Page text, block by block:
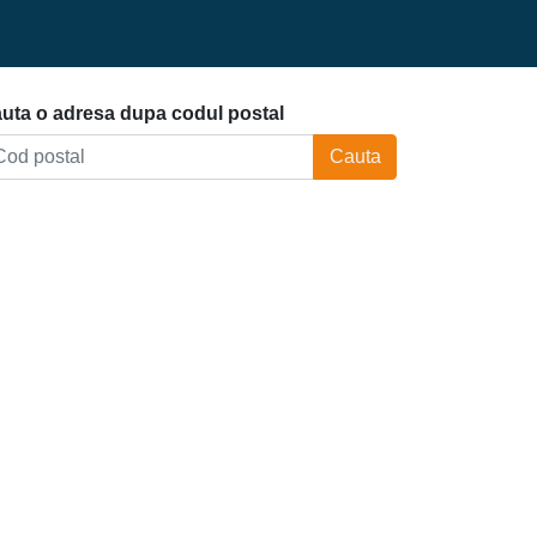
o adresa dupa codul postal
Cauta